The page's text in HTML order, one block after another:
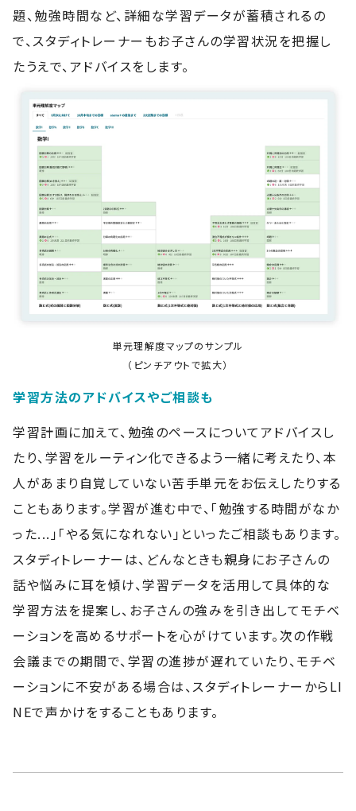
題、勉強時間など、詳細な学習データが蓄積されるの
で、スタディトレーナーもお子さんの学習状況を把握し
たうえで、アドバイスをします。
単元理解度マップのサンプル
（ピンチアウトで拡大）
学習方法のアドバイスやご相談も
学習計画に加えて、勉強のペースについてアドバイスし
たり、学習をルーティン化できるよう一緒に考えたり、本
人があまり自覚していない苦手単元をお伝えしたりする
こともあります。学習が進む中で、「勉強する時間がなか
った...」「やる気になれない」といったご相談もあります。
スタディトレーナーは、どんなときも親身にお子さんの
話や悩みに耳を傾け、学習データを活用して具体的な
学習方法を提案し、お子さんの強みを引き出してモチベ
ーションを高めるサポートを心がけています。次の作戦
会議までの期間で、学習の進捗が遅れていたり、モチベ
ーションに不安がある場合は、スタディトレーナーからLI
NEで声かけをすることもあります。